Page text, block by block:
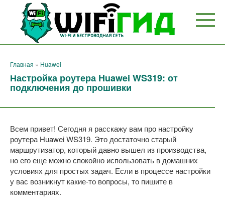
Перейти
контенту
Главная » Huawei
Настройка роутера Huawei WS319: от
подключения до прошивки
Всем привет! Сегодня я расскажу вам про настройку
роутера Huawei WS319. Это достаточно старый
маршрутизатор, который давно вышел из производства,
но его еще можно спокойно использовать в домашних
условиях для простых задач. Если в процессе настройки
у вас возникнут какие-то вопросы, то пишите в
комментариях.